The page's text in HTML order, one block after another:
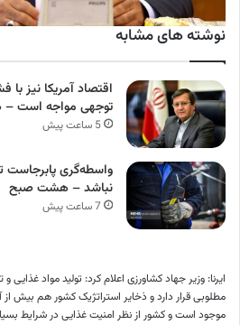
نوشته های مشابه
اقتصاد آمریکا نیز
توجهی مواجه است
5 ساعت پیش
واسطه‌گری پابرجاست
نباشد – هشت صبح
7 ساعت پیش
ایرنا: وزیر جهاد کشاورزی اعلام کرد: تولید مواد
مطلوبی قرار دارد و ذخایر استراتژیک کشور هم بیش
موجود است و کشور از نظر امنیت غذایی در شرایط